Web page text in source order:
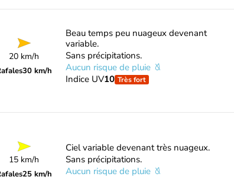
20 km/h
30 km/h
Beau temps peu nuageux devenant
variable.
Sans précipitations.
Aucun risque de pluie
Indice UV10 Très fort
15 km/h
25 km/h
Ciel variable devenant très nuageux.
Sans précipitations.
Aucun risque de pluie